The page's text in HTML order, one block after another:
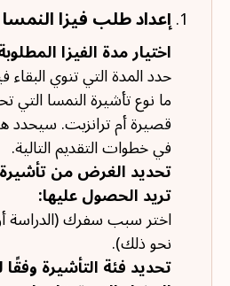
إعداد طلب فيزا النمسا
اختيار مدة الفيزا
حدد المدة التي تنوي
ما نوع تأشيرة النمسا التي
قصيرة أم ترانزيت. سيحدد
في خطوات التقديم التالية.
تحديد الغرض من
تريد الحصول عليها:
اختر سبب سفرك (الدراسة
نحو ذلك).
تحديد فئة التأشيرة